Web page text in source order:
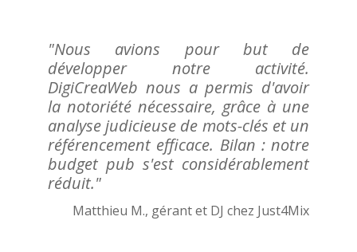
"Nous avions pour but de
développer notre activité.
DigiCreaWeb nous a permis d'avoir
la notoriété nécessaire, grâce à une
analyse judicieuse de mots-clés et un
référencement efficace. Bilan : notre
budget pub s'est considérablement
réduit."
Matthieu M., gérant et DJ chez Just4Mix